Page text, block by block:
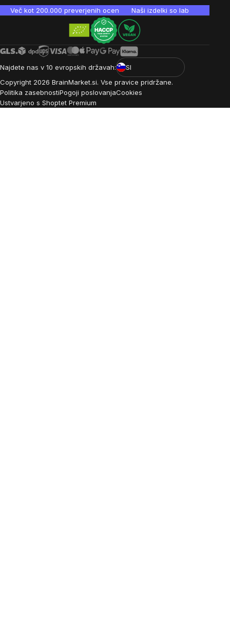
Več kot 200.000 preverjenih ocen Naši izdelki so laboratorijsko
Najdete nas v 10 evropskih državah:
SI
Copyright 2026 BrainMarket.si. Vse pravice pridržane.
Politika zasebnostiPogoji poslovanjaCookies
Ustvarjeno s Shoptet Premium